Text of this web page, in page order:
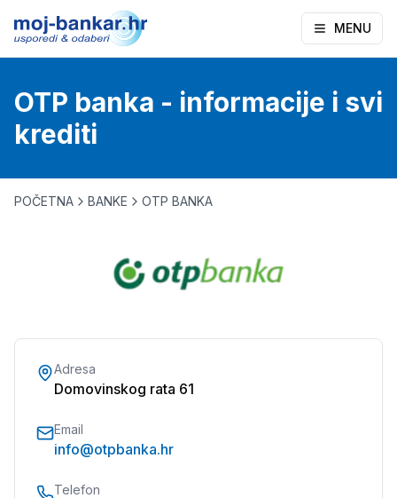
MENU
OTP banka - informacije i svi
krediti
POČETNA BANKE OTP BANKA
Adresa
Domovinskog rata 61
Email
info@otpbanka.hr
Telefon